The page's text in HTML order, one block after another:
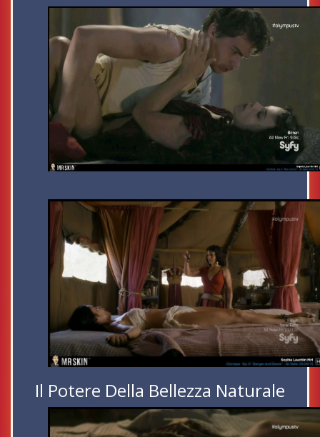
Il Potere Della Bellezza Naturale